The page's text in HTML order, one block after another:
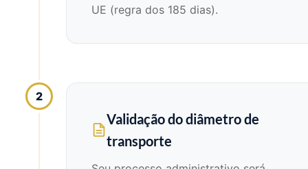
UE (regra dos 185 dias).
2
Validação do diâmetro de
transporte